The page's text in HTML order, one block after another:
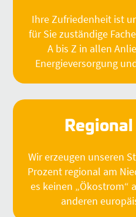
Ihre Zufriedenheit ist
für Sie zuständige
A bis Z in allen
Energieversorgung
Wir erzeugen unseren
Prozent regional am
es keinen „Ökostrom“
anderen